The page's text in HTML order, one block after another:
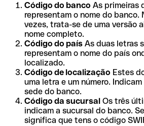
Código do banco As primeiras
representam o nome do banco.
vezes, trata-se de uma versão
nome completo.
Código do país As duas letras
representam o nome do país
localizado.
Código de localização Estes
uma letra e um número.
sede do banco.
Código da sucursal Os três
indicam a sucursal do banco.
significa que tens o código